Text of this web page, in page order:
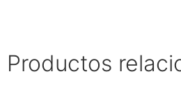
Productos